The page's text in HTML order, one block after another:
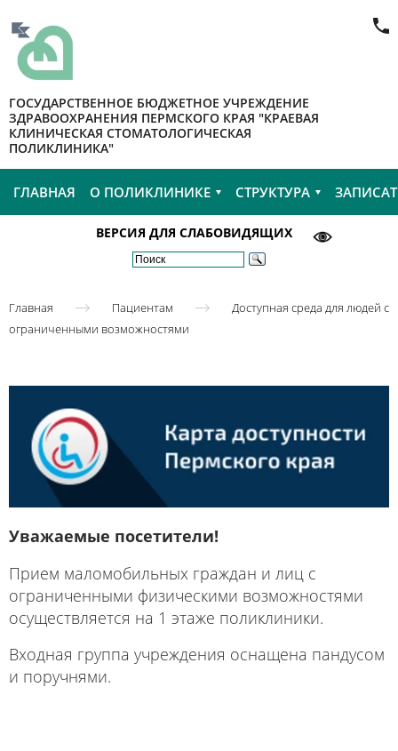
ГОСУДАРСТВЕННОЕ БЮДЖЕТНОЕ УЧРЕЖДЕНИЕ
ЗДРАВООХРАНЕНИЯ ПЕРМСКОГО КРАЯ "КРАЕВАЯ
КЛИНИЧЕСКАЯ СТОМАТОЛОГИЧЕСКАЯ
ПОЛИКЛИНИКА"
ГЛАВНАЯ О ПОЛИКЛИНИКЕ СТРУКТУРА
ВЕРСИЯ ДЛЯ СЛАБОВИДЯЩИХ
Главная Пациентам
Доступная среда для людей с
ограниченными возможностями
Уважаемые посетители!
Прием маломобильных граждан и лиц с
ограниченными физическими возможностями
осуществляется на 1 этаже поликлиники.
Входная группа учреждения оснащена пандусом
и поручнями.